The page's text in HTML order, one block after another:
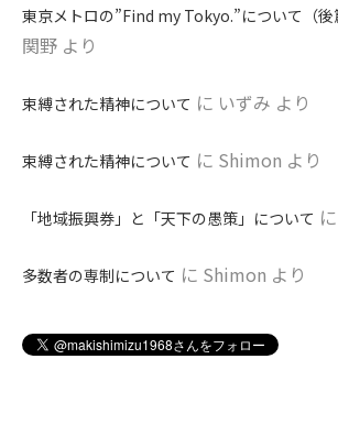
東京メトロの”Find my Tokyo.”について（後
関野 より
束縛された精神について に いずみ より
束縛された精神について に Shimon より
「地域振興券」と「天下の愚策」について に
多数者の専制について に Shimon より